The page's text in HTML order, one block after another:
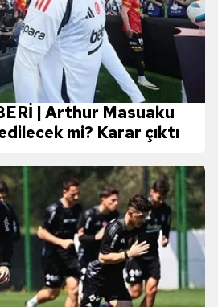
| Arthur Masuaku
mi? Karar çıktı